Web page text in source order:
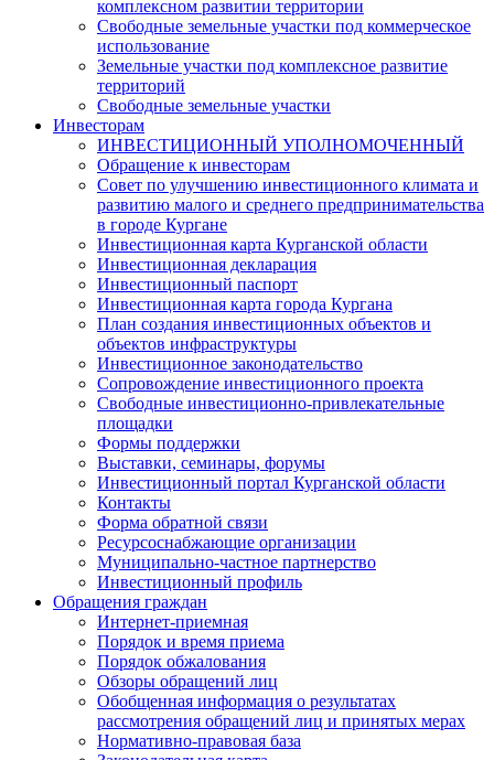
комплексном развитии территории
Свободные земельные участки под коммерческое
использование
Земельные участки под комплексное развитие
территорий
Свободные земельные участки
Инвесторам
ИНВЕСТИЦИОННЫЙ УПОЛНОМОЧЕННЫЙ
Обращение к инвесторам
Совет по улучшению инвестиционного климата и
развитию малого и среднего предпринимательства
в городе Кургане
Инвестиционная карта Курганской области
Инвестиционная декларация
Инвестиционный паспорт
Инвестиционная карта города Кургана
План создания инвестиционных объектов и
объектов инфраструктуры
Инвестиционное законодательство
Сопровождение инвестиционного проекта
Свободные инвестиционно-привлекательные
площадки
Формы поддержки
Выставки, семинары, форумы
Инвестиционный портал Курганской области
Контакты
Форма обратной связи
Ресурсоснабжающие организации
Муниципально-частное партнерство
Инвестиционный профиль
Обращения граждан
Интернет-приемная
Порядок и время приема
Порядок обжалования
Обзоры обращений лиц
Обобщенная информация о результатах
рассмотрения обращений лиц и принятых мерах
Нормативно-правовая база